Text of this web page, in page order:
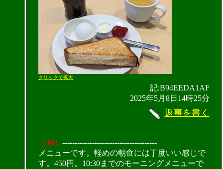
クリックで拡大
記:B94EEDA1AF
2025年5月8日14時25分
返事を書く
（10） --------------------------------------
メニューです。軽めの朝食には丁度いい感じで
す。450円。10:30までのモーニングメニューで